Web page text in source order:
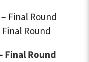
Final Round
Round
Final Round